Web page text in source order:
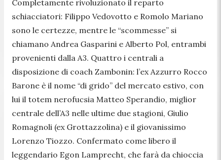
Completamente rivoluzionato il reparto
schiacciatori: Filippo Vedovotto e Romolo Mariano
sono le certezze, mentre le “scommesse” si
chiamano Andrea Gasparini e Alberto Pol, entrambi
provenienti dalla A3. Quattro i centrali a
disposizione di coach Zambonin: l’ex Azzurro Rocco
Barone è il nome “di grido” del mercato estivo, con
lui il totem nerofucsia Matteo Sperandio, miglior
centrale dell’A3 nelle ultime due stagioni, Giulio
Romagnoli (ex Grottazzolina) e il giovanissimo
Lorenzo Tiozzo. Confermato come libero il
leggendario Egon Lamprecht, che farà da chioccia